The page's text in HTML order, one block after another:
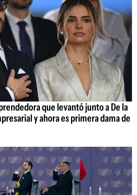
que levantó junto a De la
y ahora es primera dama de